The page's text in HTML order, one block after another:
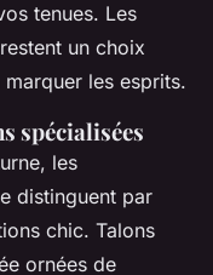
tenues. Les
restent un choix
les esprits.
spécialisées
les
distinguent par
chic. Talons
ornées de